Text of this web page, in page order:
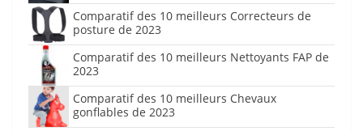
Comparatif des 10 meilleurs Correcteurs de
posture de 2023
Comparatif des 10 meilleurs Nettoyants FAP de
2023
Comparatif des 10 meilleurs Chevaux
gonflables de 2023